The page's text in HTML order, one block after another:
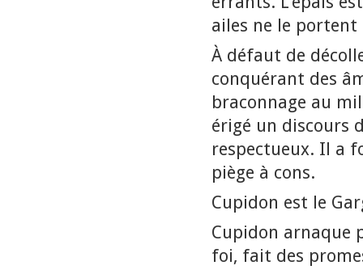
ailes ne le portent
À défaut de
conquérant des
braconnage au
érigé un discours
respectueux. Il a
piège à cons.
Cupidon est le
Cupidon arnaque
foi, fait des